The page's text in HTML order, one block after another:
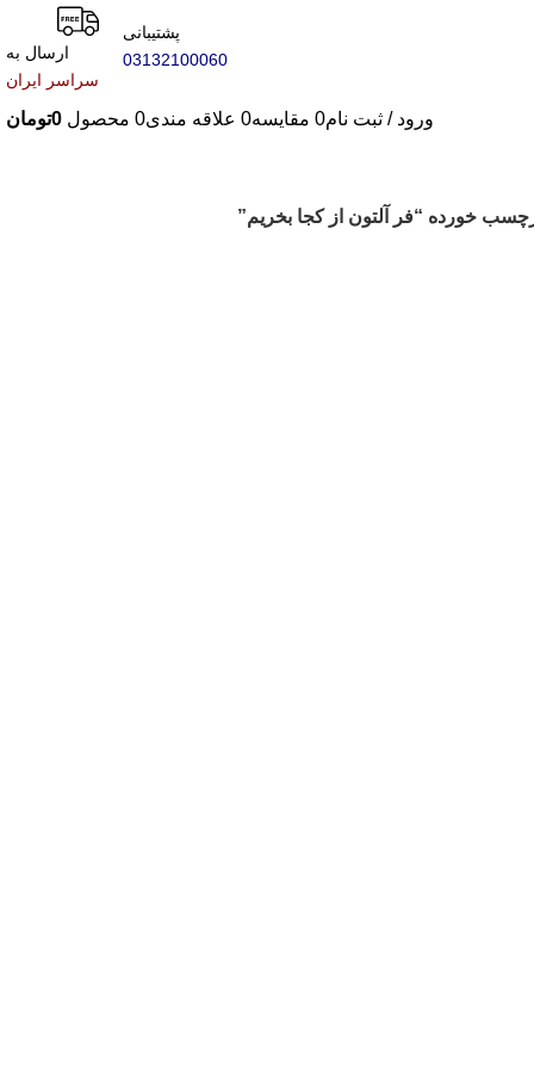
پشتیبانی
03132100060
ارسال به
سراسر ایران
ورود / ثبت نام0 مقایسه0 علاقه مندی0 محصول 0تومان
خورده “فر آلتون از کجا بخریم”